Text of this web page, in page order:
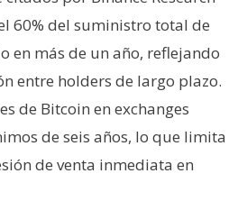
60% del suministro total de
en más de un año, reflejando
entre holders de largo plazo.
de Bitcoin en exchanges
de seis años, lo que limita
de venta inmediata en